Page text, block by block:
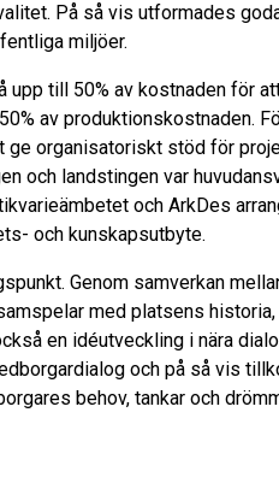
På så vis utformades
miljöer.
till 50% av kostnaden för
av produktionskostnaden.
ge organisatoriskt stöd för
och landstingen var
och ArkDes
och kunskapsutbyte.
Genom samverkan
med platsens historia,
en idéutveckling i nära
och på så vis
behov, tankar och